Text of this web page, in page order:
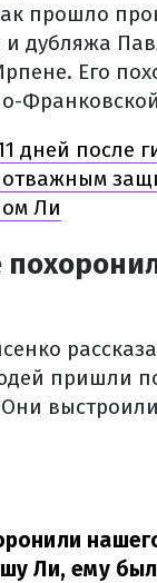
прошло
и дубляжа
Его
дней после
отважным
Ли
пришли
Они
Ли, ему